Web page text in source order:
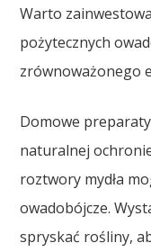
Warto
pożytecznych
zrównoważonego
Domowe
naturalnej
roztwory mydła
owadobójcze.
spryskać rośliny,